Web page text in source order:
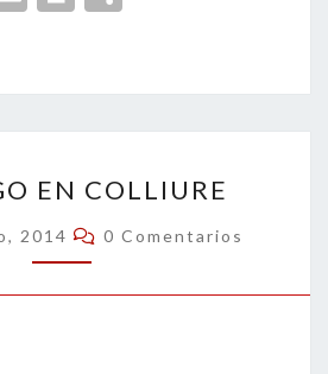
l
p
ar
tir
EN
COLLIURE
EN COLLIURE
2014 Comentarios
0 Comentarios